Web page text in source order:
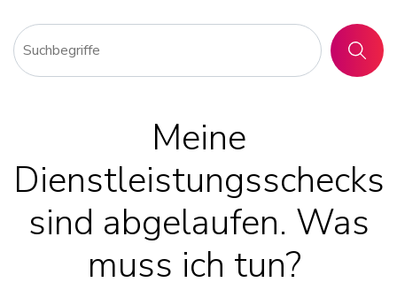
SUCHEN
Meine
Dienstleistungsschecks
sind abgelaufen. Was
muss ich tun?